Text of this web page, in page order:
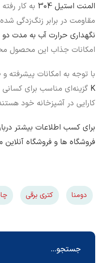
المنت استیل 304
به کار
مقاومت در برابر زنگ‌زدگی
نگهداری حرارت آب به مدت
امکانات جذاب این محصول
با توجه به امکانات پیشرفته
K گزینه‌ای مناسب برای
کارایی در آشپزخانه خود
برای کسب اطلاعات بیشتر
فروشگاه‌ ها و فروشگاه آنلاین
دومنا کتری برقی